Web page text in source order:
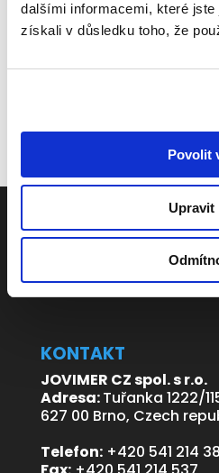
dalšími informacemi, které
získali v důsledku toho, že
Povolit
Upravit
KONTAKT
JOVIMER CZ spol. s r.o.
Adresa:Tuřanka 1222/
627 00 Brno, Czech
Telefon:+420 541 214